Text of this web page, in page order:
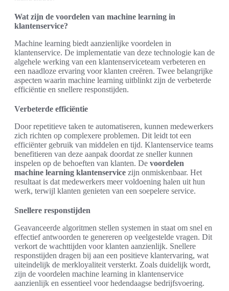
Wat zijn de voordelen van machine learning in
klantenservice?
Machine learning biedt aanzienlijke voordelen in
klantenservice. De implementatie van deze technologie kan de
algehele werking van een klantenserviceteam verbeteren en
een naadloze ervaring voor klanten creëren. Twee belangrijke
aspecten waarin machine learning uitblinkt zijn de verbeterde
efficiëntie en snellere responstijden.
Verbeterde efficiëntie
Door repetitieve taken te automatiseren, kunnen medewerkers
zich richten op complexere problemen. Dit leidt tot een
efficiënter gebruik van middelen en tijd. Klantenservice teams
benefitieren van deze aanpak doordat ze sneller kunnen
inspelen op de behoeften van klanten. De voordelen
machine learning klantenservice zijn onmiskenbaar. Het
resultaat is dat medewerkers meer voldoening halen uit hun
werk, terwijl klanten genieten van een soepelere service.
Snellere responstijden
Geavanceerde algoritmen stellen systemen in staat om snel en
effectief antwoorden te genereren op veelgestelde vragen. Dit
verkort de wachttijden voor klanten aanzienlijk. Snellere
responstijden dragen bij aan een positieve klantervaring, wat
uiteindelijk de merkloyaliteit versterkt. Zoals duidelijk wordt,
zijn de voordelen machine learning in klantenservice
aanzienlijk en essentieel voor hedendaagse bedrijfsvoering.